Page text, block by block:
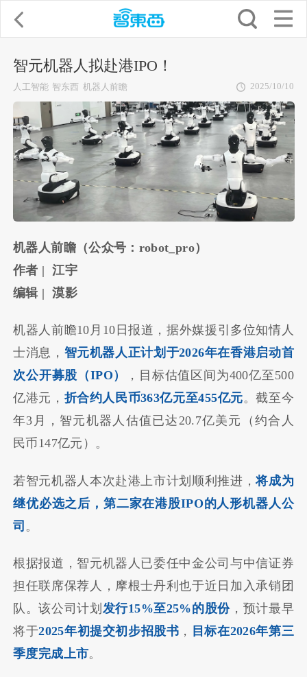
智元机器人拟赴港IPO！
人工智能 智东西 机器人前瞻 2025/10/10
机器人前瞻（公众号：robot_pro）
作者 | 江宇
编辑 | 漠影
机器人前瞻10月10日报道，据外媒援引多位知情人
士消息， 智元机器人正计划于2026年在香港启动首
次公开募股（IPO）
，目标估值区间为400亿至500
亿港元， 折合约人民币363亿元至455亿元。截至今
年3月，智元机器人估值已达20.7亿美元（约合人
民币147亿元）。
若智元机器人本次赴港上市计划顺利推进，将成为
继优必选之后，第二家在港股IPO的人形机器人公
司 。
根据报道，智元机器人已委任中金公司与中信证券
担任联席保荐人，摩根士丹利也于近日加入承销团
队。该公司计划 发行15%至25%的股份 ，预计最早
将于2025年初提交初步招股书 ，
目标在2026年第三
季度完成上市。